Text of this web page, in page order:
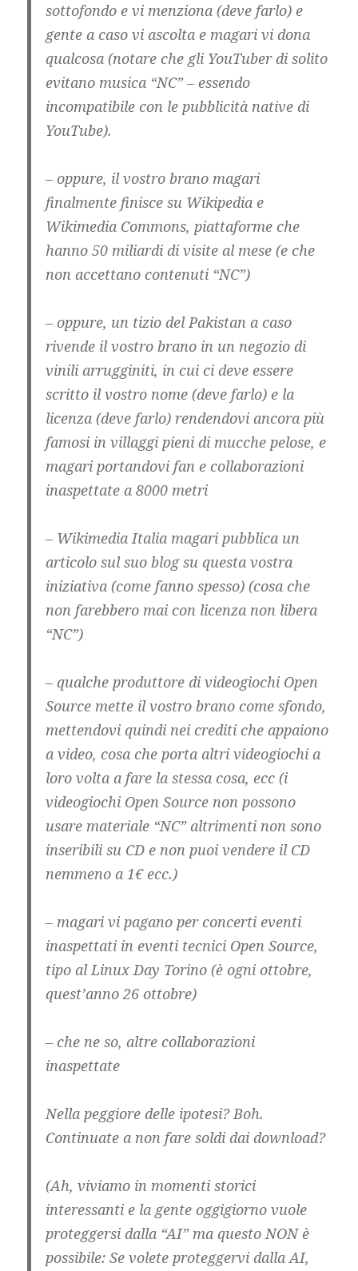
sottofondo e vi menziona (deve farlo) e
gente a caso vi ascolta e magari vi dona
qualcosa (notare che gli YouTuber di solito
evitano musica “NC” – essendo
incompatibile con le pubblicità native di
YouTube).
– oppure, il vostro brano magari
finalmente finisce su Wikipedia e
Wikimedia Commons, piattaforme che
hanno 50 miliardi di visite al mese (e che
non accettano contenuti “NC”)
– oppure, un tizio del Pakistan a caso
rivende il vostro brano in un negozio di
vinili arrugginiti, in cui ci deve essere
scritto il vostro nome (deve farlo) e la
licenza (deve farlo) rendendovi ancora più
famosi in villaggi pieni di mucche pelose, e
magari portandovi fan e collaborazioni
inaspettate a 8000 metri
– Wikimedia Italia magari pubblica un
articolo sul suo blog su questa vostra
iniziativa (come fanno spesso) (cosa che
non farebbero mai con licenza non libera
“NC”)
– qualche produttore di videogiochi Open
Source mette il vostro brano come sfondo,
mettendovi quindi nei crediti che appaiono
a video, cosa che porta altri videogiochi a
loro volta a fare la stessa cosa, ecc (i
videogiochi Open Source non possono
usare materiale “NC” altrimenti non sono
inseribili su CD e non puoi vendere il CD
nemmeno a 1€ ecc.)
– magari vi pagano per concerti eventi
inaspettati in eventi tecnici Open Source,
tipo al Linux Day Torino (è ogni ottobre,
quest’anno 26 ottobre)
– che ne so, altre collaborazioni
inaspettate
Nella peggiore delle ipotesi? Boh.
Continuate a non fare soldi dai download?
(Ah, viviamo in momenti storici
interessanti e la gente oggigiorno vuole
proteggersi dalla “AI” ma questo NON è
possibile: Se volete proteggervi dalla AI,